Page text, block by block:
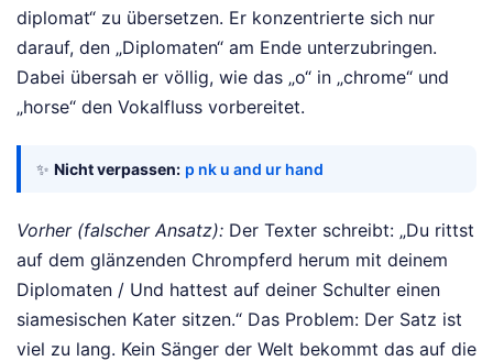
diplomat“ zu übersetzen. Er konzentrierte sich nur
darauf, den „Diplomaten“ am Ende unterzubringen.
Dabei übersah er völlig, wie das „o“ in „chrome“ und
„horse“ den Vokalfluss vorbereitet.
✨ Nicht verpassen: p nk u and ur hand
Vorher (falscher Ansatz): Der Texter schreibt: „Du rittst
auf dem glänzenden Chrompferd herum mit deinem
Diplomaten / Und hattest auf deiner Schulter einen
siamesischen Kater sitzen.“ Das Problem: Der Satz ist
viel zu lang. Kein Sänger der Welt bekommt das auf die